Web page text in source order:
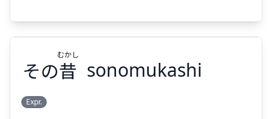
Show answer
Suspend
その昔
むかし
sonomukashi
Expr.